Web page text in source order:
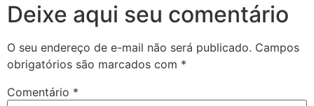
Deixe aqui seu comentário
O seu endereço de e-mail não será publicado. Campos
obrigatórios são marcados com *
Comentário *